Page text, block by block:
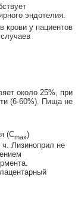
эндотелия.
крови у пациентов
около 25%, при
(6-60%). Пища не
(Сmax)
ч. Лизиноприл не